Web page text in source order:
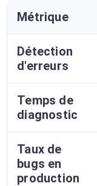
Métrique
Détection
d'erreurs
Temps de
diagnostic
Taux de
bugs en
production